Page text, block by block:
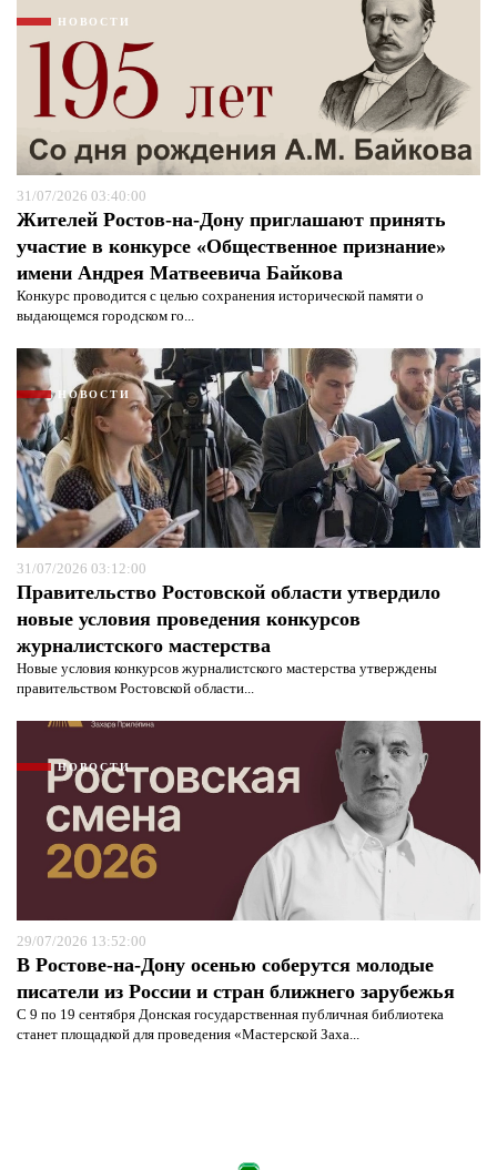
НОВОСТИ
31/07/2026 03:40:00
Жителей Ростов-на-Дону приглашают принять
участие в конкурсе «Общественное признание»
имени Андрея Матвеевича Байкова
Конкурс проводится с целью сохранения исторической памяти о
выдающемся городском го...
НОВОСТИ
31/07/2026 03:12:00
Правительство Ростовской области утвердило
новые условия проведения конкурсов
журналистского мастерства
Новые условия конкурсов журналистского мастерства утверждены
правительством Ростовской области...
НОВОСТИ
29/07/2026 13:52:00
В Ростове-на-Дону осенью соберутся молодые
писатели из России и стран ближнего зарубежья
С 9 по 19 сентября Донская государственная публичная библиотека
станет площадкой для проведения «Мастерской Заха...
Я согласен сполитикой конфиденциальности и
защиты информации*
защиты информации*